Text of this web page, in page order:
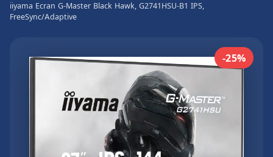
✕
iiyama Ecran G-Master Black Hawk, G2741HSU-B1 IPS,
FreeSync/Adaptive
-25%